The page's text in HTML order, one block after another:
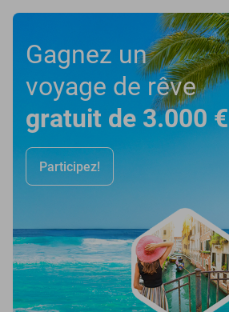
Gagnez un
voyage de rêve
gratuit de 3.000 €
Participez!